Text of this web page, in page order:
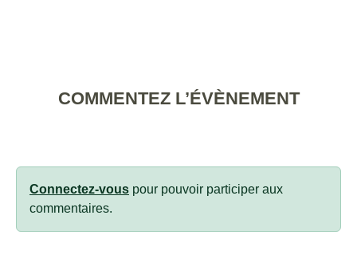
COMMENTEZ L’ÉVÈNEMENT
Connectez-vous pour pouvoir participer aux
commentaires.